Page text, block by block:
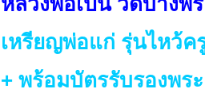
เหรียญพ่อแก่ รุ่นไหว้ค
+ พร้อมบัตรรับรองพร